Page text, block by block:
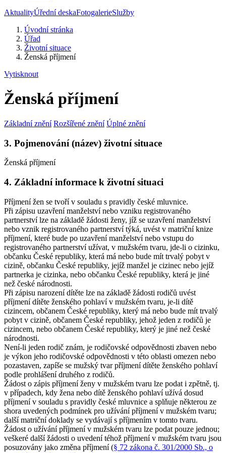
AktualityÚřední deskaFotogalerieSlužby
Úvodní stránka
Úřad
Životní situace
Ženská příjmení
Vytisknout
Ženská příjmení
Základní znění Rozšířené znění Úplné znění
3. Pojmenování (název) životní situace
Ženská příjmení
4. Základní informace k životní situaci
Příjmení žen se tvoří v souladu s pravidly české mluvnice.
Při zápisu uzavření manželství nebo vzniku registrovaného
partnerství lze na základě žádosti ženy, jíž se uzavření manželství
nebo vznik registrovaného partnerství týká, uvést v matriční knize
příjmení, které bude po uzavření manželství nebo vstupu do
registrovaného partnerství užívat, v mužském tvaru, jde-li o cizinku,
občanku České republiky, která má nebo bude mít trvalý pobyt v
cizině, občanku České republiky, jejíž manžel je cizinec nebo jejíž
partnerka je cizinka, nebo občanku České republiky, která je jiné
než české národnosti.
Při zápisu narození dítěte lze na základě žádosti rodičů uvést
příjmení dítěte ženského pohlaví v mužském tvaru, je-li dítě
cizincem, občanem České republiky, který má nebo bude mít trvalý
pobyt v cizině, občanem České republiky, jehož jeden z rodičů je
cizincem, nebo občanem České republiky, který je jiné než české
národnosti.
Není-li jeden rodič znám, je rodičovské odpovědnosti zbaven nebo
je výkon jeho rodičovské odpovědnosti v této oblasti omezen nebo
pozastaven, zapíše se mužský tvar příjmení dítěte ženského pohlaví
podle prohlášení druhého z rodičů.
Žádost o zápis příjmení ženy v mužském tvaru lze podat i zpětně, tj.
v případech, kdy žena nebo dítě ženského pohlaví užívá dosud
příjmení v souladu s pravidly české mluvnice a splňuje některou ze
shora uvedených podmínek pro užívání příjmení v mužském tvaru;
další matriční doklady se vydávají s příjmením v tomto tvaru.
Žádost o užívání příjmení v mužském tvaru lze podat pouze jednou;
veškeré další žádosti o uvedení téhož příjmení v mužském tvaru jsou
posuzovány jako změna příjmení (§ 72 zákona č. 301/2000 Sb., o